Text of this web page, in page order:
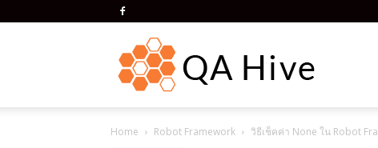
Home Robot Framework วิธีเช็คค่า None ใน Robot